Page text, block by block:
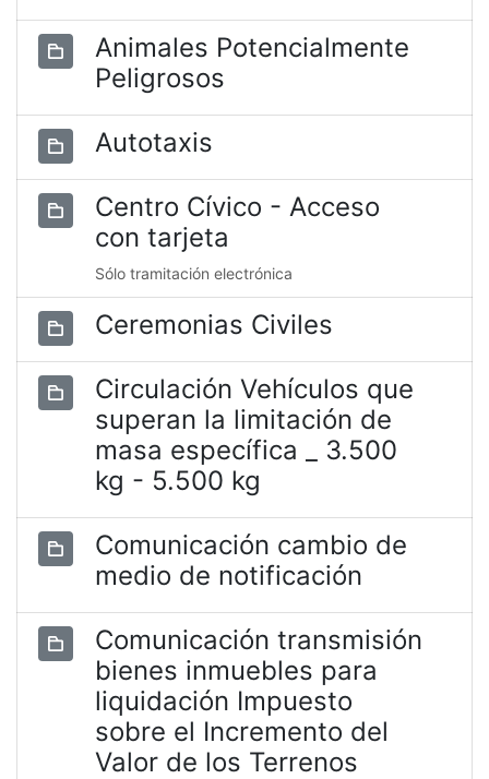
Animales Potencialmente
Peligrosos
Autotaxis
Centro Cívico - Acceso
con tarjeta
Sólo tramitación electrónica
Ceremonias Civiles
Circulación Vehículos que
superan la limitación de
masa específica _ 3.500
kg - 5.500 kg
Comunicación cambio de
medio de notificación
Comunicación transmisión
bienes inmuebles para
liquidación Impuesto
sobre el Incremento del
Valor de los Terrenos